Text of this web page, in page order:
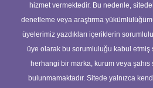
hizmet vermektedir. Bu nedenle,
denetleme veya araştırma
üyelerimiz yazdıkları içeriklerin
üye olarak bu sorumluluğu kabul etmiş
herhangi bir marka, kurum veya şahıs
bulunmamaktadır. Sitede yalnızca